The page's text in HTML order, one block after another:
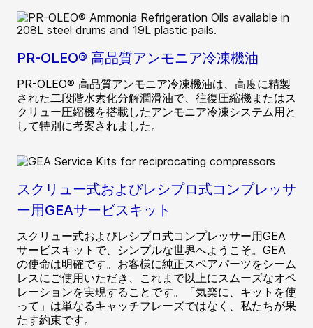
PR-OLEO® 高品質アンモニア冷凍機油
PR-OLEO® 高品質アンモニア冷凍機油は、高度に精製
された二段階水素化分解潤滑油で、往復圧縮機またはス
クリュー圧縮機を搭載したアンモニア冷凍システム用と
して特別に考案されました。
スクリュー式およびレシプロ式コンプレッサ
ー用GEAサービスキット
スクリュー式およびレシプロ式コンプレッサー用GEA
サービスキットで、シンプルな世界へようこそ。GEA
の使命は明確です。お客様に純正スペアパーツをシーム
レスにご使用いただき、これまで以上にスムーズなオペ
レーションを実現することです。「気楽に、キットを使
って」は単なるキャッチフレーズではなく、私たちが果
たす約束です。